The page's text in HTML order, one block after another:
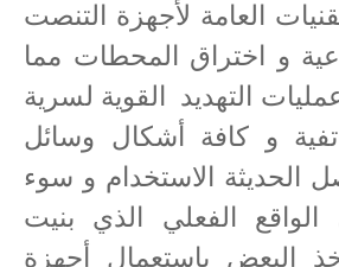
العامة لأجهزة التنصت
و اختراق المحطات مما
التهديد
القوية لسرية
و كافة أشكال وسائل
الحديثة الاستخدام و سوء
الواقع الفعلي الذي بنيت
البعض باستعمال أجهزة